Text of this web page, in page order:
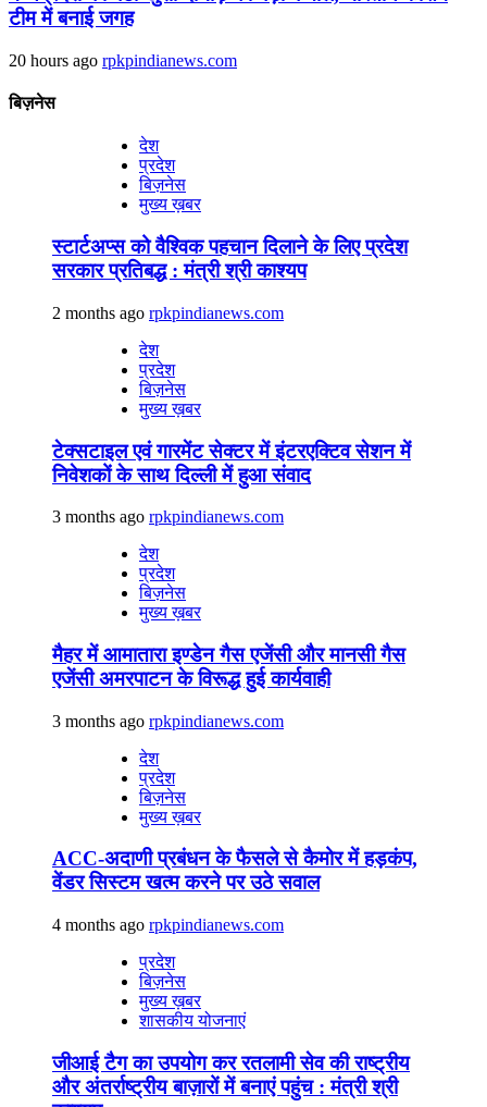
टीम में बनाई जगह
20 hours ago rpkpindianews.com
बिज़नेस
देश
प्रदेश
बिज़नेस
मुख्य ख़बर
स्टार्टअप्स को वैश्विक पहचान दिलाने के लिए प्रदेश
सरकार प्रतिबद्ध : मंत्री श्री काश्यप
2 months ago rpkpindianews.com
देश
प्रदेश
बिज़नेस
मुख्य ख़बर
टेक्सटाइल एवं गारमेंट सेक्टर में इंटरएक्टिव सेशन में
निवेशकों के साथ दिल्ली में हुआ संवाद
3 months ago rpkpindianews.com
देश
प्रदेश
बिज़नेस
मुख्य ख़बर
मैहर में आमातारा इण्डेन गैस एजेंसी और मानसी गैस
एजेंसी अमरपाटन के विरूद्ध हुई कार्यवाही
3 months ago rpkpindianews.com
देश
प्रदेश
बिज़नेस
मुख्य ख़बर
ACC-अदाणी प्रबंधन के फैसले से कैमोर में हड़कंप,
वेंडर सिस्टम खत्म करने पर उठे सवाल
4 months ago rpkpindianews.com
प्रदेश
बिज़नेस
मुख्य ख़बर
शासकीय योजनाएं
जीआई टैग का उपयोग कर रतलामी सेव की राष्ट्रीय
और अंतर्राष्ट्रीय बाज़ारों में बनाएं पहुंच : मंत्री श्री